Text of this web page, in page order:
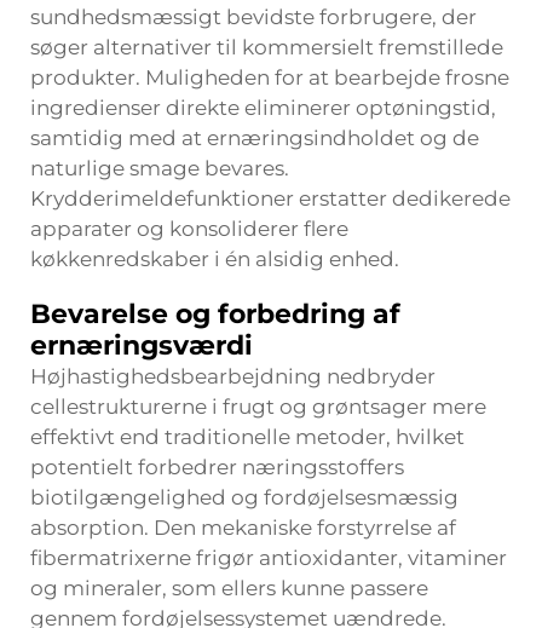
sundhedsmæssigt bevidste forbrugere, der
søger alternativer til kommersielt fremstillede
produkter. Muligheden for at bearbejde frosne
ingredienser direkte eliminerer optøningstid,
samtidig med at ernæringsindholdet og de
naturlige smage bevares.
Krydderimeldefunktioner erstatter dedikerede
apparater og konsoliderer flere
køkkenredskaber i én alsidig enhed.
Bevarelse og forbedring af
ernæringsværdi
Højhastighedsbearbejdning nedbryder
cellestrukturerne i frugt og grøntsager mere
effektivt end traditionelle metoder, hvilket
potentielt forbedrer næringsstoffers
biotilgængelighed og fordøjelsesmæssig
absorption. Den mekaniske forstyrrelse af
fibermatrixerne frigør antioxidanter, vitaminer
og mineraler, som ellers kunne passere
gennem fordøjelsessystemet uændrede.